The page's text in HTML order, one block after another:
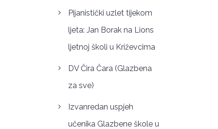
Pijanistički uzlet tijekom
ljeta: Jan Borak na Lions
ljetnoj školi u Križevcima
DV Čira Čara (Glazbena
za sve)
Izvanredan uspjeh
učenika Glazbene škole u